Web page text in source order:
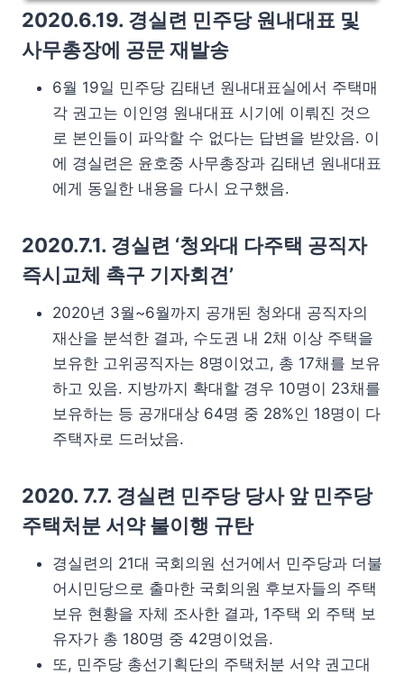
2020.6.19. 경실련 민주당 원내대표 및
사무총장에 공문 재발송
6월 19일 민주당 김태년 원내대표실에서 주택매
각 권고는 이인영 원내대표 시기에 이뤄진 것으
로 본인들이 파악할 수 없다는 답변을 받았음. 이
에 경실련은 윤호중 사무총장과 김태년 원내대표
에게 동일한 내용을 다시 요구했음.
2020.7.1. 경실련 ‘청와대 다주택 공직자
즉시교체 촉구 기자회견’
2020년 3월~6월까지 공개된 청와대 공직자의
재산을 분석한 결과, 수도권 내 2채 이상 주택을
보유한 고위공직자는 8명이었고, 총 17채를 보유
하고 있음. 지방까지 확대할 경우 10명이 23채를
보유하는 등 공개대상 64명 중 28%인 18명이 다
주택자로 드러났음.
2020. 7.7. 경실련 민주당 당사 앞 민주당
주택처분 서약 불이행 규탄
경실련의 21대 국회의원 선거에서 민주당과 더불
어시민당으로 출마한 국회의원 후보자들의 주택
보유 현황을 자체 조사한 결과, 1주택 외 주택 보
유자가 총 180명 중 42명이었음.
또, 민주당 총선기획단의 주택처분 서약 권고대